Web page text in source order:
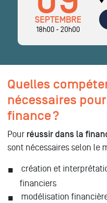
SEPTEMBRE
18h00 - 20h00
Quelles
nécessaires
finance ?
Pour réussir dans la
sont nécessaires selon le
création et
financiers
modélisation